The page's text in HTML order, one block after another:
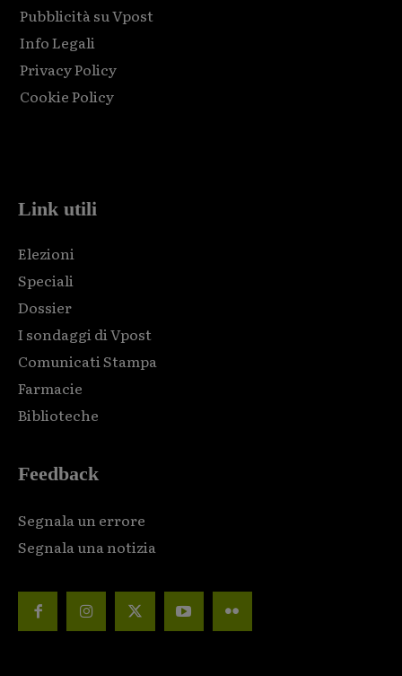
Pubblicità su Vpost
Info Legali
Privacy Policy
Cookie Policy
Link utili
Elezioni
Speciali
Dossier
I sondaggi di Vpost
Comunicati Stampa
Farmacie
Biblioteche
Feedback
Segnala un errore
Segnala una notizia